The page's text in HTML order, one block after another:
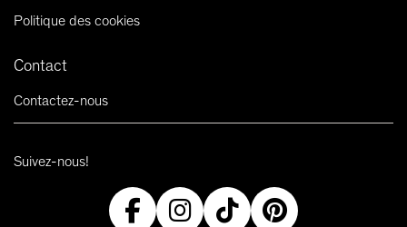
Politique des cookies
Contact
Contactez-nous
Suivez-nous!